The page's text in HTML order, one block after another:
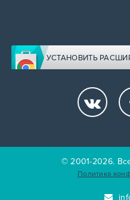
УСТАНОВИТЬ
© 2001-2026.
Политика